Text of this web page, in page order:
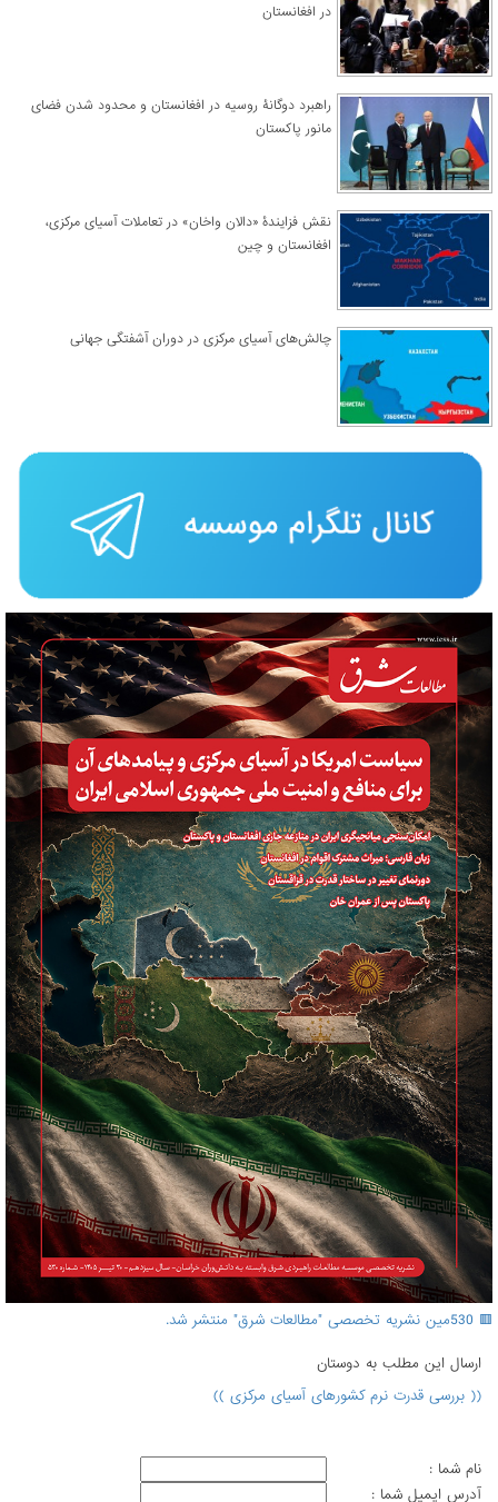
در افغانستان
راهبرد دوگانۀ روسیه در افغانستان و محدود شدن فضای
مانور پاکستان
نقش فزایندۀ «دالان واخان» در تعاملات آسیای مرکزی،
افغانستان و چین
چالش‌های آسیای مرکزی در دوران آشفتگی جهانی
🟥 530مین نشریه تخصصی "مطالعات شرق" منتشر شد.
ارسال اين مطلب به دوستان
(( بررسی قدرت نرم کشورهای آسیای مرکزی ))
نام شما :
آدرس ايميل شما :